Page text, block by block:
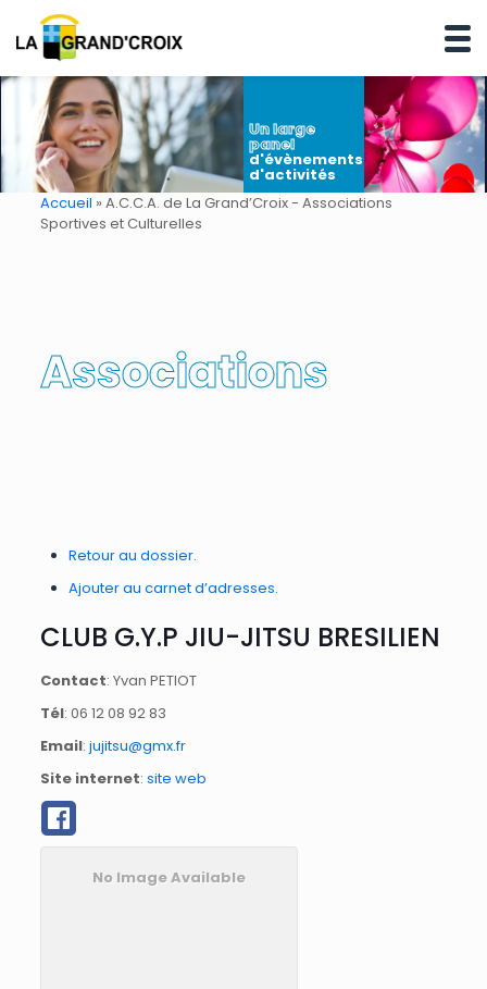
Un large
panel
d'évènements
d'activités
Accueil » A.C.C.A. de La Grand’Croix - Associations
Sportives et Culturelles
Associations
Retour au dossier.
Ajouter au carnet d’adresses.
CLUB G.Y.P JIU-JITSU BRESILIEN
Contact: Yvan PETIOT
Tél: 06 12 08 92 83
Email: jujitsu@gmx.fr
Site internet: site web
No Image Available